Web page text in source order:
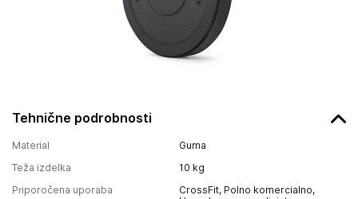
Tehnične podrobnosti
Material
Guma
Teža izdelka
10 kg
Priporočena uporaba
CrossFit, Polno komercialno,